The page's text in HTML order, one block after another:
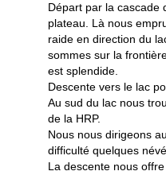
Départ par la cascade
plateau. Là nous
raide en direction du
sommes sur la
est splendide.
Descente vers le lac
Au sud du lac nous
de la HRP.
Nous nous dirigeons
difficulté quelques
La descente nous